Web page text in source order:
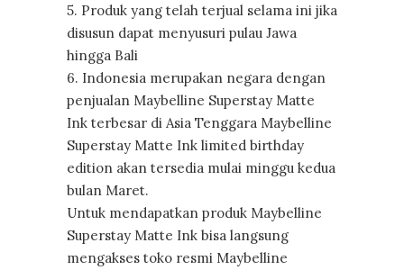
5. Produk yang telah terjual selama ini jika
disusun dapat menyusuri pulau Jawa
hingga Bali
6. Indonesia merupakan negara dengan
penjualan Maybelline Superstay Matte
Ink terbesar di Asia Tenggara Maybelline
Superstay Matte Ink limited birthday
edition akan tersedia mulai minggu kedua
bulan Maret.
Untuk mendapatkan produk Maybelline
Superstay Matte Ink bisa langsung
mengakses toko resmi Maybelline